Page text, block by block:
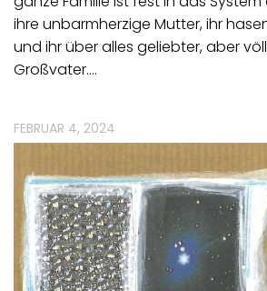
ihre unbarmherzige Mutter, ihr
und ihr über alles geliebter, aber
Großvater.…
FEBRUAR 4, 2024